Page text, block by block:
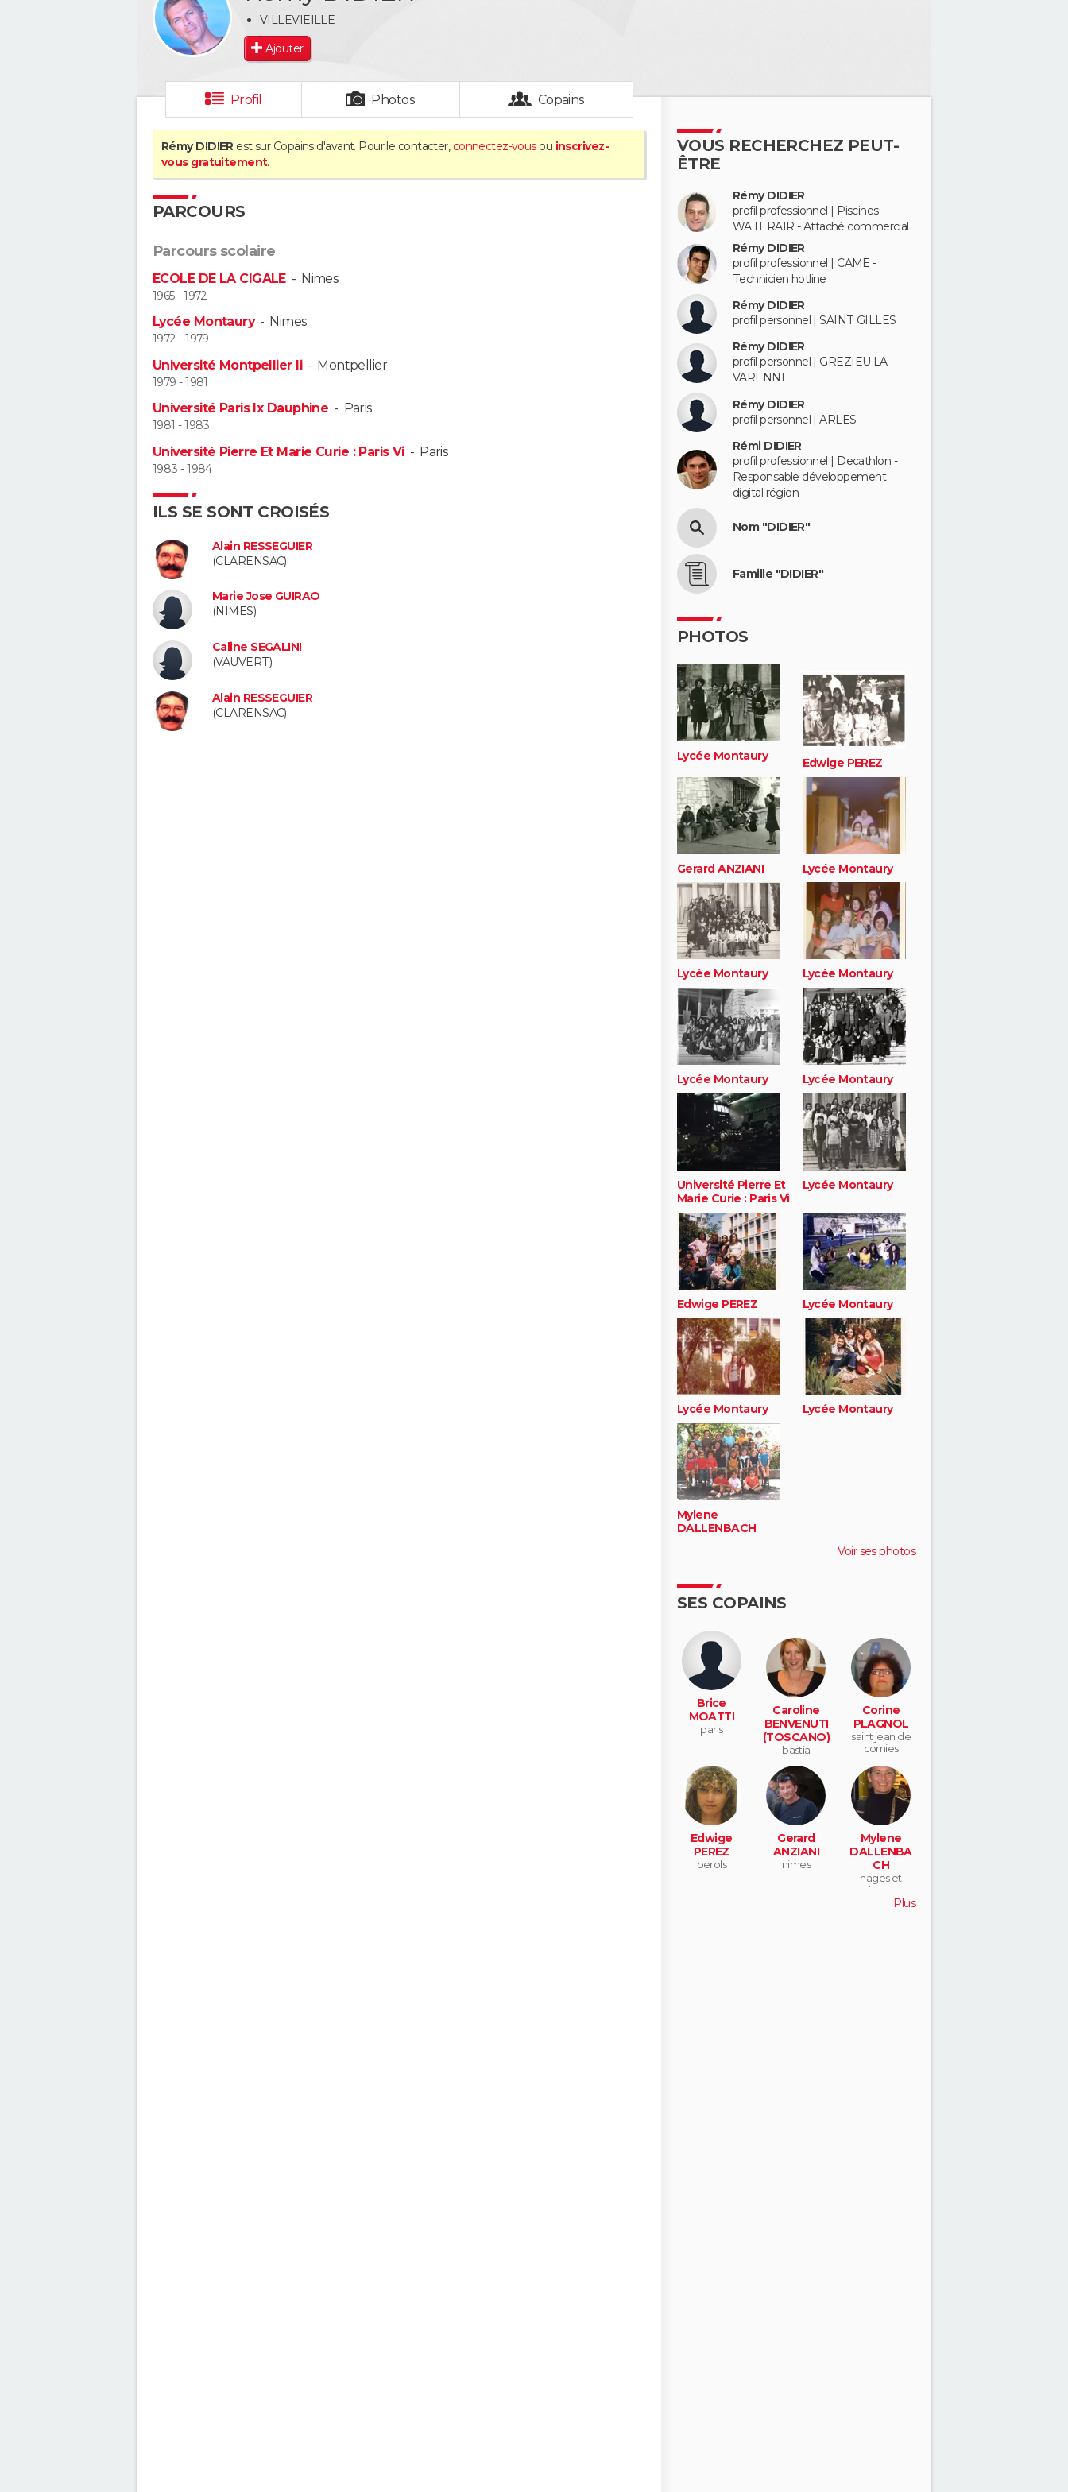
VILLEVIEILLE
Ajouter
Profil Photos Copains
Rémy DIDIER est sur Copains d'avant. Pour le contacter, connectez-vousou inscrivez-
vous gratuitement.
PARCOURS
Parcours scolaire
ECOLE DE LA CIGALE- Nimes
1965 - 1972
Lycée Montaury- Nimes
1972 - 1979
Université Montpellier Ii- Montpellier
1979 - 1981
Université Paris Ix Dauphine - Paris
1981 - 1983
Université Pierre Et Marie Curie : Paris Vi- Paris
1983 - 1984
ILS SE SONT CROISÉS
Alain RESSEGUIER
(CLARENSAC)
Marie Jose GUIRAO
(NIMES)
Caline SEGALINI
(VAUVERT)
Alain RESSEGUIER
(CLARENSAC)
VOUS RECHERCHEZ PEUT-
ÊTRE
Rémy DIDIER
profil professionnel | Piscines
WATERAIR - Attaché commercial
Rémy DIDIER
profil professionnel | CAME -
Technicien hotline
Rémy DIDIER
profil personnel | SAINT GILLES
Rémy DIDIER
profil personnel | GREZIEU LA
VARENNE
Rémy DIDIER
profil personnel | ARLES
Rémi DIDIER
profil professionnel | Decathlon -
Responsable développement
digital région
Nom "DIDIER"
Famille "DIDIER"
PHOTOS
Lycée Montaury Edwige PEREZ
Gerard ANZIANI Lycée Montaury
Lycée Montaury Lycée Montaury
Lycée Montaury Lycée Montaury
Université Pierre Et
Marie Curie : Paris Vi
Lycée Montaury
Edwige PEREZ Lycée Montaury
Lycée Montaury Lycée Montaury
Mylene
DALLENBACH
Voir ses photos
SES COPAINS
Brice
MOATTI
paris
Caroline
BENVENUTI
(TOSCANO)
bastia
Corine
PLAGNOL
saint jean de
cornies
Edwige
PEREZ
perols
Gerard
ANZIANI
nimes
Mylene
DALLENBA
CH
nages et
solorgues
Plus